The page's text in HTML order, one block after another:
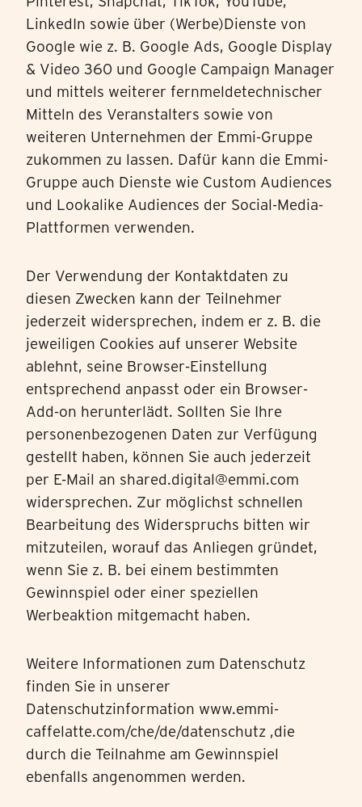
LinkedIn sowie über (Werbe)Dienste von
Google wie z. B. Google Ads, Google Display
& Video 360 und Google Campaign Manager
und mittels weiterer fernmeldetechnischer
Mitteln des Veranstalters sowie von
weiteren Unternehmen der Emmi-Gruppe
zukommen zu lassen. Dafür kann die Emmi-
Gruppe auch Dienste wie Custom Audiences
und Lookalike Audiences der Social-Media-
Plattformen verwenden.
Der Verwendung der Kontaktdaten zu
diesen Zwecken kann der Teilnehmer
jederzeit widersprechen, indem er z. B. die
jeweiligen Cookies auf unserer Website
ablehnt, seine Browser-Einstellung
entsprechend anpasst oder ein Browser-
Add-on herunterlädt. Sollten Sie Ihre
personenbezogenen Daten zur Verfügung
gestellt haben, können Sie auch jederzeit
per E-Mail an shared.digital@emmi.com
widersprechen. Zur möglichst schnellen
Bearbeitung des Widerspruchs bitten wir
mitzuteilen, worauf das Anliegen gründet,
wenn Sie z. B. bei einem bestimmten
Gewinnspiel oder einer speziellen
Werbeaktion mitgemacht haben.
Weitere Informationen zum Datenschutz
finden Sie in unserer
Datenschutzinformation www.emmi-
caffelatte.com/che/de/datenschutz ,die
durch die Teilnahme am Gewinnspiel
ebenfalls angenommen werden.